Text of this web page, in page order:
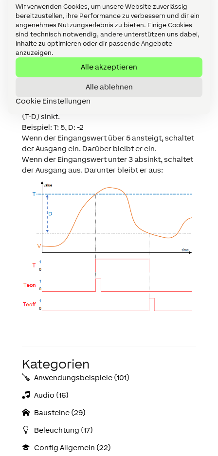
Wir verwenden Cookies, um unsere Website zuverlässig
bereitzustellen, ihre Performance zu verbessern und dir ein
angenehmes Nutzungserlebnis zu bieten. Einige Cookies
sind technisch notwendig, andere unterstützen uns dabei,
Inhalte zu optimieren oder dir passende Angebote
anzuzeigen.
Alle akzeptieren
Alle ablehnen
Cookie Einstellungen
Funktion bei negativem Differenzwert:
Der zweite Schwellwert liegt unter T (T-D).
Der Ausgang (T) wird eingeschaltet, wenn der
und ausgeschaltet, wenn der Eingangswert unter
(T-D) sinkt.
Beispiel: T: 5, D: -2
Wenn der Eingangswert über 5 ansteigt, schaltet
der Ausgang ein. Darüber bleibt er ein.
Wenn der Eingangswert unter 3 absinkt, schaltet
der Ausgang aus. Darunter bleibt er aus:
Kategorien
Anwendungs­­­beispiele (101)
Audio (16)
Bausteine (29)
Beleuchtung (17)
Config Allgemein (22)